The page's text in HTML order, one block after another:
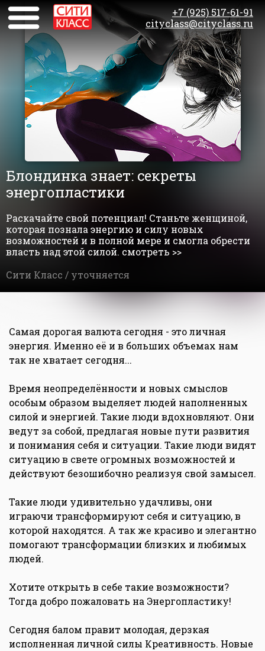
+7 (925) 517-61-91
cityclass@cityclass.ru
Блондинка знает: секреты
энергопластики
Раскачайте свой потенциал! Станьте женщиной,
которая познала энергию и силу новых
возможностей и в полной мере и смогла обрести
власть над этой силой. смотреть >>
Сити Класс / уточняется
Самая дорогая валюта сегодня - это личная
энергия. Именно её и в больших объемах нам
так не хватает сегодня...
Время неопределённости и новых смыслов
особым образом выделяет людей наполненных
силой и энергией. Такие люди вдохновляют. Они
ведут за собой, предлагая новые пути развития
и понимания себя и ситуации. Такие люди видят
ситуацию в свете огромных возможностей и
действуют безошибочно реализуя свой замысел.
Такие люди удивительно удачливы, они
играючи трансформируют себя и ситуацию, в
которой находятся. А так же красиво и элегантно
помогают трансформации близких и любимых
людей.
Хотите открыть в себе такие возможности?
Тогда добро пожаловать на Энергопластику!
Сегодня балом правит молодая, дерзкая
исполненная личной силы Креативность. Новые